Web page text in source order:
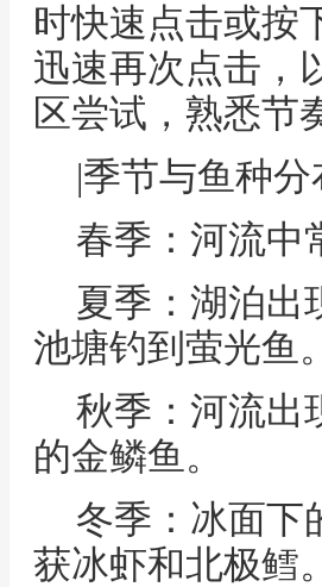
时快速点击或按
迅速再次点击，
区尝试，熟悉节
|季节与鱼种分
春季：河流中
夏季：湖泊出
池塘钓到萤光鱼。
秋季：河流出
的金鳞鱼。
冬季：冰面下
获冰虾和北极鳕